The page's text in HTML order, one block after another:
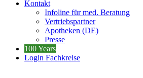
Kontakt
Infoline für med. Beratung
Vertriebspartner
Apotheken (DE)
Presse
100 Years
Login Fachkreise